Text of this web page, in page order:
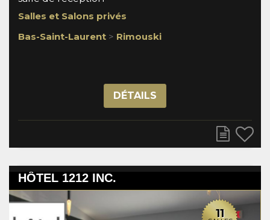
Salles et Salons privés
Bas-Saint-Laurent > Rimouski
DÉTAILS
HÔTEL 1212 INC.
11